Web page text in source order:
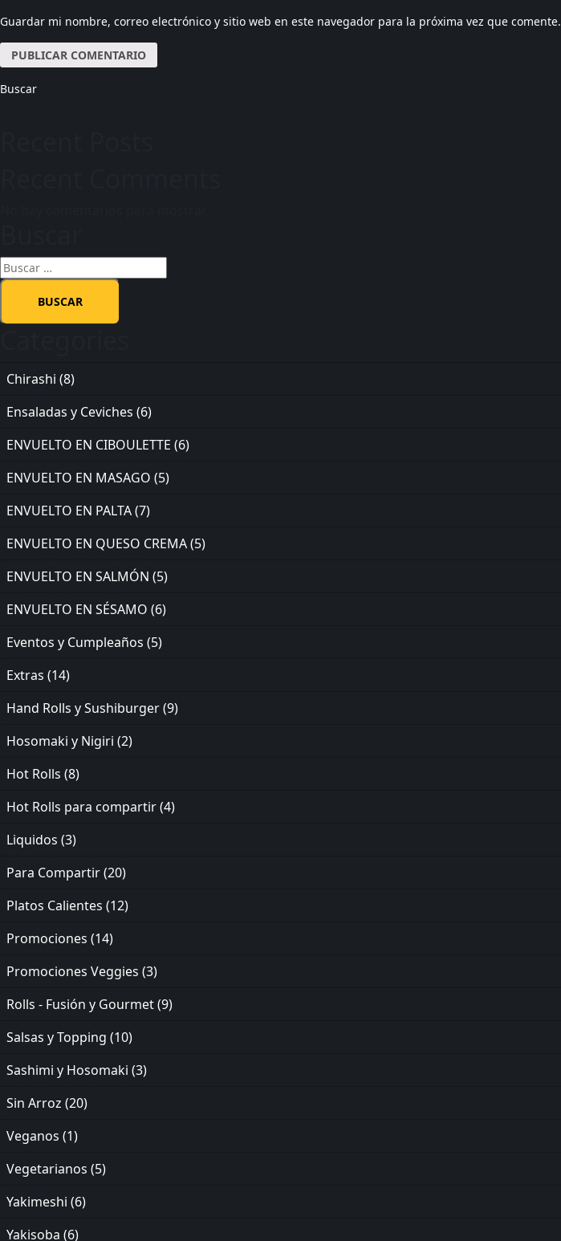
Guardar mi nombre, correo electrónico y sitio web en este navegador para la próxima vez que comente.
Buscar
Chirashi (8)
Ensaladas y Ceviches (6)
ENVUELTO EN CIBOULETTE (6)
ENVUELTO EN MASAGO (5)
ENVUELTO EN PALTA(7)
ENVUELTO EN QUESO CREMA(5)
ENVUELTO EN SALMÓN (5)
ENVUELTO EN SÉSAMO (6)
Eventos y Cumpleaños (5)
Extras (14)
Hand Rolls y Sushiburger(9)
Hosomaki y Nigiri (2)
Hot Rolls (8)
Hot Rolls para compartir(4)
Liquidos (3)
Para Compartir(20)
Platos Calientes (12)
Promociones (14)
Promociones Veggies (3)
Rolls - Fusión y Gourmet(9)
Salsas y Topping (10)
Sashimi y Hosomaki (3)
Sin Arroz (20)
Veganos (1)
Vegetarianos (5)
Yakimeshi (6)
Yakisoba (6)